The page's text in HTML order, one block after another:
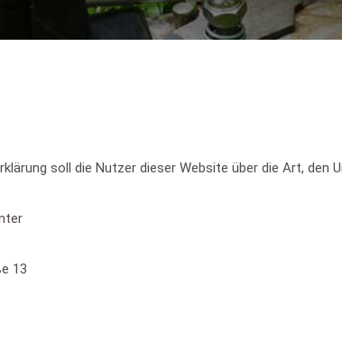
soll die Nutzer dieser Website über die Art, den
13